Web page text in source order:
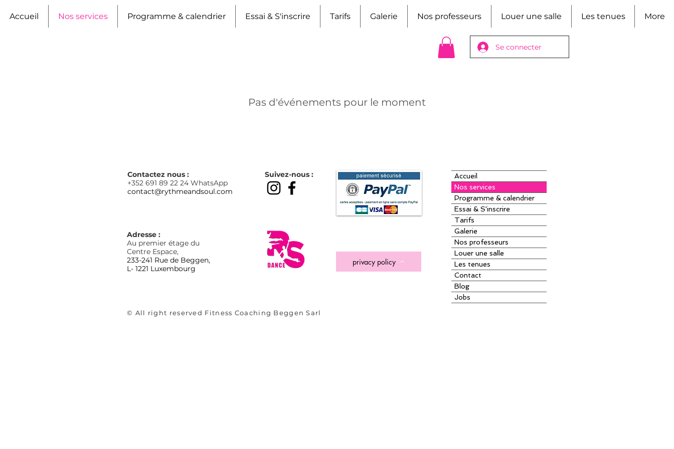
Accueil Nos services Programme & calendrier Essai & S'inscrire Tarifs Galerie Nos professeurs Louer une salle Les tenues More
Se connecter
Pas d'événements pour le moment
Contactez nous :
+352 691 89 22 24 WhatsApp
contact@rythmeandsoul.com
Suivez-nous :
Adresse :
Au premier étage du
Centre Espace,
233-241 Rue de Beggen,
L- 1221 Luxembourg
privacy policy
Accueil
Nos services
Programme & calendrier
Essai & S'inscrire
Tarifs
Galerie
Nos professeurs
Louer une salle
Les tenues
Contact
Blog
Jobs
© All right reserved Fitness Coaching Beggen Sarl